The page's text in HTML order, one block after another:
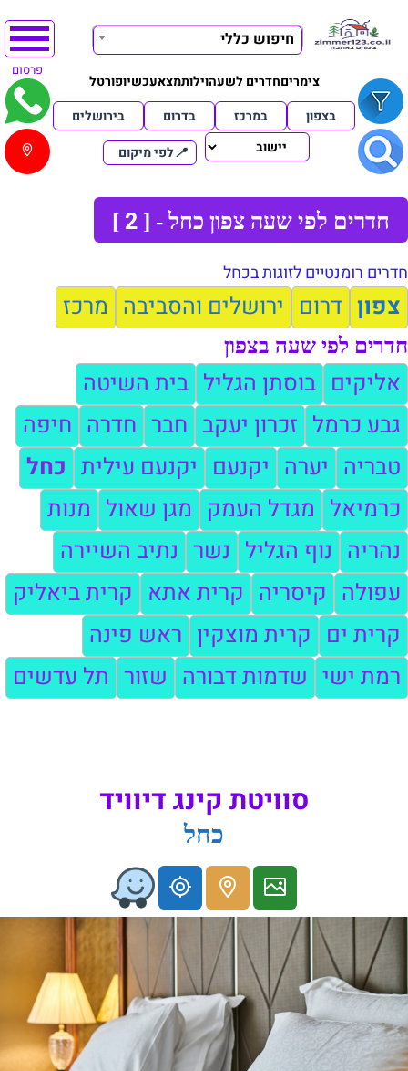
חיפוש כללי
צימריםחדרים לשעהוילותמצאעכשיופורטל
פרסום
בצפון במרכז בדרום
בירושלים
📍לפי מיקום
חדרים לפי שעה צפון כחל - [ 2
]
חדרים רומנטיים לזוגות בכחל
צפון דרום ירושלים והסביבה מרכז
חדרים לפי שעה בצפון
אליקים בוסתן הגליל בית השיטה
גבע כרמל זכרון יעקב חבר חדרה חיפה
טבריה יערה יקנעם יקנעם עילית כחל
כרמיאל מגדל העמק מגן שאול מנות
נהריה נוף הגליל נשר נתיב השיירה
עפולה קיסריה קרית אתא קרית ביאליק
קרית ים קרית מוצקין ראש פינה
רמת ישי שדמות דבורה שזור תל עדשים
סוויטת קינג דיוויד
כחל